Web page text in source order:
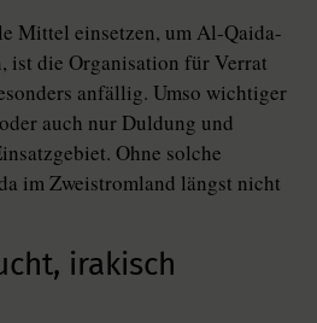
Mittel einsetzen, um Al-Qaida-
ist die Organisation für Verrat
anfällig. Umso wichtiger
auch nur Duldung und
Ohne solche
im Zweistromland längst nicht
irakisch